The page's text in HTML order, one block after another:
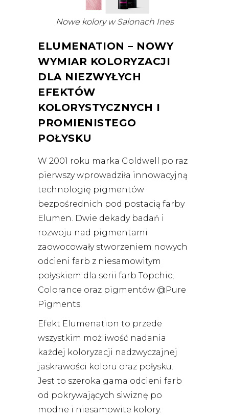
Nowe kolory w Salonach Ines
ELUMENATION – NOWY
WYMIAR KOLORYZACJI
DLA NIEZWYŁYCH
EFEKTÓW
KOLORYSTYCZNYCH I
PROMIENISTEGO
POŁYSKU
W 2001 roku marka Goldwell po raz
pierwszy wprowadziła innowacyjną
technologię pigmentów
bezpośrednich pod postacią farby
Elumen. Dwie dekady badań i
rozwoju nad pigmentami
zaowocowały stworzeniem nowych
odcieni farb z niesamowitym
połyskiem dla serii farb Topchic,
Colorance oraz pigmentów @Pure
Pigments.
Efekt Elumenation to przede
wszystkim możliwość nadania
każdej koloryzacji nadzwyczajnej
jaskrawości koloru oraz połysku.
Jest to szeroka gama odcieni farb
od pokrywających siwiznę po
modne i niesamowite kolory.